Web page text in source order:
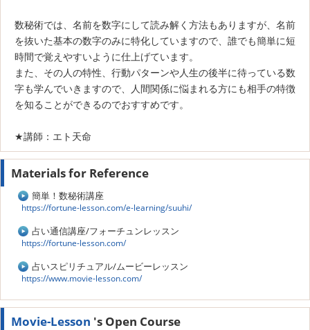
数秘術では、名前を数字にして読み解く方法もありますが、名前
を抜いた基本の数字のみに特化していますので、誰でも簡単に短
時間で覚えやすいように仕上げています。
また、その人の特性、行動パターンや人生の後半に待っている数
字も学んでいきますので、人間関係に悩まれる方にも相手の特徴
を知ることができるのでおすすめです。
★講師：エト天命
Materials for Reference
簡単！数秘術講座
https://fortune-lesson.com/e-learning/suuhi/
占い通信講座/フォーチュンレッスン
https://fortune-lesson.com/
占いスピリチュアル/ムービーレッスン
https://www.movie-lesson.com/
Movie-Lesson 's Open Course